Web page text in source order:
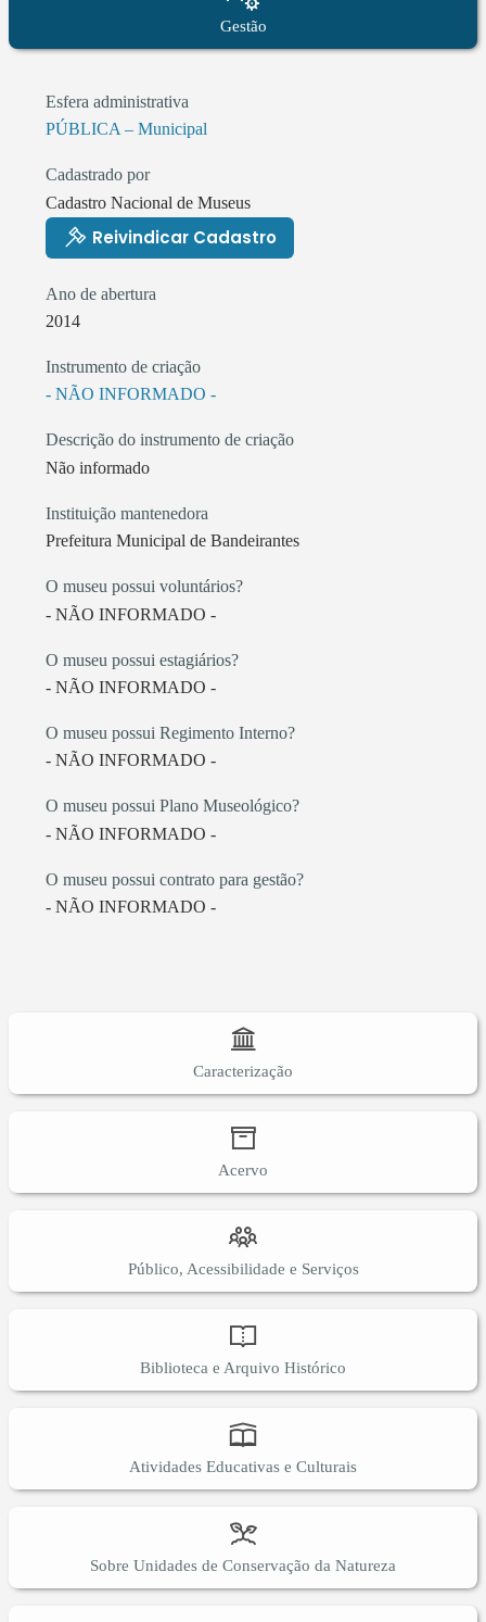
Gestão
Esfera administrativa
PÚBLICA – Municipal
Cadastrado por
Cadastro Nacional de Museus
Reivindicar Cadastro
Ano de abertura
2014
Instrumento de criação
- NÃO INFORMADO -
Descrição do instrumento de criação
Não informado
Instituição mantenedora
Prefeitura Municipal de Bandeirantes
O museu possui voluntários?
- NÃO INFORMADO -
O museu possui estagiários?
- NÃO INFORMADO -
O museu possui Regimento Interno?
- NÃO INFORMADO -
O museu possui Plano Museológico?
- NÃO INFORMADO -
O museu possui contrato para gestão?
- NÃO INFORMADO -
Caracterização
Acervo
Público, Acessibilidade e Serviços
Biblioteca e Arquivo Histórico
Atividades Educativas e Culturais
Sobre Unidades de Conservação da Natureza